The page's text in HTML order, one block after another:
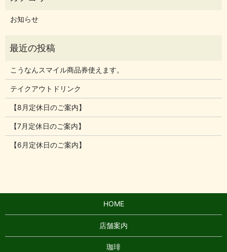
お知らせ
こうなんスマイル商品券使えます。
テイクアウトドリンク
【8月定休日のご案内】
【7月定休日のご案内】
【6月定休日のご案内】
HOME
店舗案内
珈琲